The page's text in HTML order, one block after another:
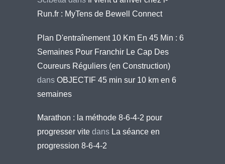
Run.fr : MyTens de Bewell Connect
Plan D'entraînement 10 Km En 45 Min : 6
Semaines Pour Franchir Le Cap Des
Coureurs Réguliers (en Construction)
dans OBJECTIF 45 min sur 10 km en 6
semaines
Marathon : la méthode 8-6-4-2 pour
progresser vite dans La séance en
progression 8-6-4-2